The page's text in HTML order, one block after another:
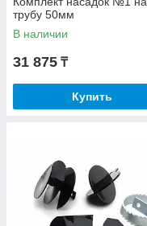
трубу 50мм
В наличии
31 875 ₸
Купить